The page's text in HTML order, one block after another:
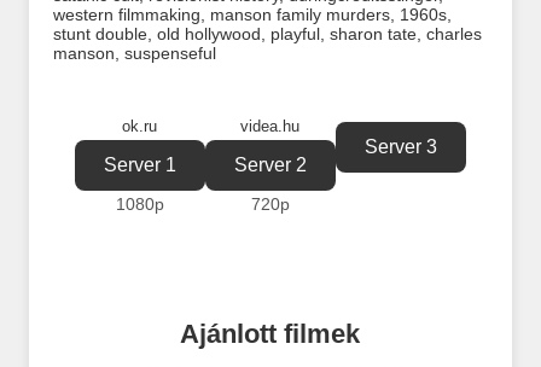
western filmmaking
manson family murders, 1960s,
stunt double, old hollywood playful, sharon tate, charles
manson suspenseful
ok.ru
Server 1
1080p
videa.hu
Server 2
720p
Server 3
Ajánlott filmek